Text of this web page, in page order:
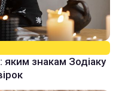
знакам Зодіаку